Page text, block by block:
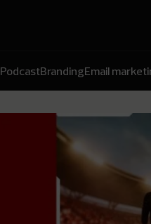
PodcastBrandingEmail